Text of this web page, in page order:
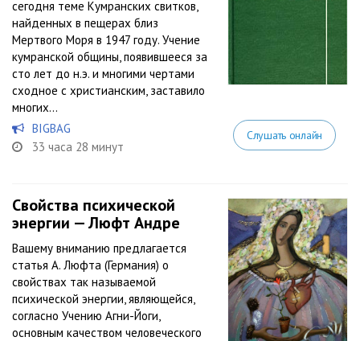
сегодня теме Кумранских свитков,
найденных в пещерах близ
Мертвого Моря в 1947 году. Учение
кумранской общины, появившееся за
сто лет до н.э. и многими чертами
сходное с христианским, заставило
многих...
BIGBAG
33 часа 28 минут
Слушать онлайн
Свойства психической
энергии — Люфт Андре
Вашему вниманию предлагается
статья А. Люфта (Германия) о
свойствах так называемой
психической энергии, являющейся,
согласно Учению Агни-Йоги,
основным качеством человеческого